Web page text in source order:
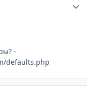
-
defaults.php